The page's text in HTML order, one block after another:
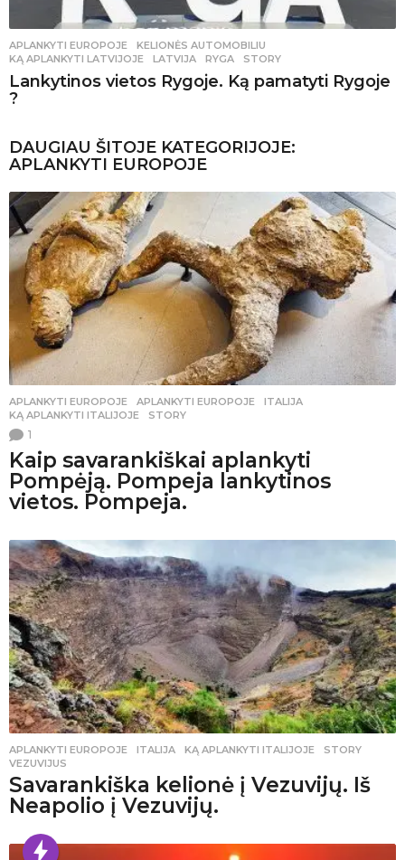
APLANKYTI EUROPOJE ,KELIONĖS AUTOMOBILIU
KĄ APLANKYTI LATVIJOJE
,LATVIJA ,RYGA ,STORY
Lankytinos vietos Rygoje. Ką pamatyti Rygoje
?
DAUGIAU ŠITOJE KATEGORIJOJE:
APLANKYTI EUROPOJE
APLANKYTI EUROPOJE APLANKYTI EUROPOJE ,ITALIJA
KĄ APLANKYTI ITALIJOJE
,STORY
1
Kaip savarankiškai aplankyti
Pompėją. Pompeja lankytinos
vietos. Pompeja.
APLANKYTI EUROPOJE ITALIJA ,KĄ APLANKYTI ITALIJOJE ,STORY
VEZUVIJUS
Savarankiška kelionė į Vezuvijų. Iš
Neapolio į Vezuvijų.